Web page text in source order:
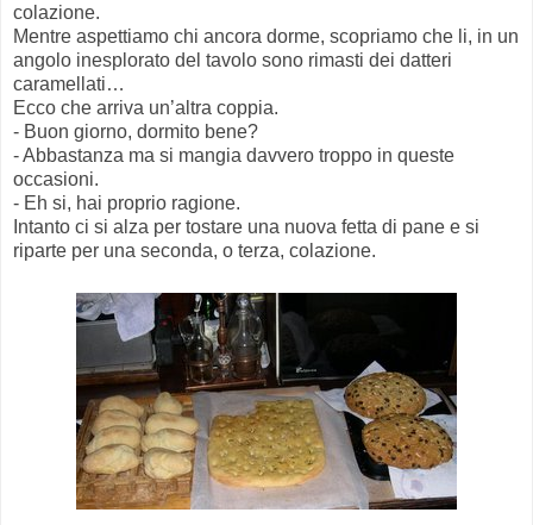
colazione.
Mentre aspettiamo chi ancora dorme, scopriamo che li, in un
angolo inesplorato del tavolo sono rimasti dei datteri
caramellati…
Ecco che arriva un’altra coppia.
- Buon giorno, dormito bene?
- Abbastanza ma si mangia davvero troppo in queste
occasioni.
- Eh si, hai proprio ragione.
Intanto ci si alza per tostare una nuova fetta di pane e si
riparte per una seconda, o terza, colazione.